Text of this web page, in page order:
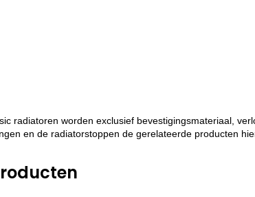
radiatoren worden exclusief bevestigingsmateriaal,
en de radiatorstoppen de gerelateerde producten